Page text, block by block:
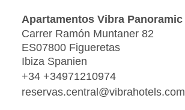
Apartamentos Vibra Panoramic
Carrer Ramón Muntaner 82
ES07800 Figueretas
Ibiza Spanien
+34 +34971210974
reservas.central@vibrahotels.com